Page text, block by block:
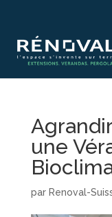
une
par Renoval-